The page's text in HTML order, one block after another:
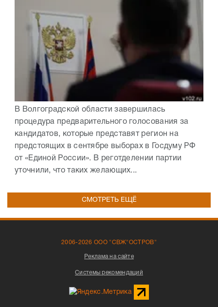
В Волгоградской области завершилась
процедура предварительного голосования за
кандидатов, которые представят регион на
предстоящих в сентябре выборах в Госдуму РФ
от «Единой России». В реготделении партии
уточнили, что таких желающих...
СМОТРЕТЬ ЕЩЁ
2006-2026 ООО "СВЖ"ОСТРОВ"
Реклама на сайте
Системы рекомендаций